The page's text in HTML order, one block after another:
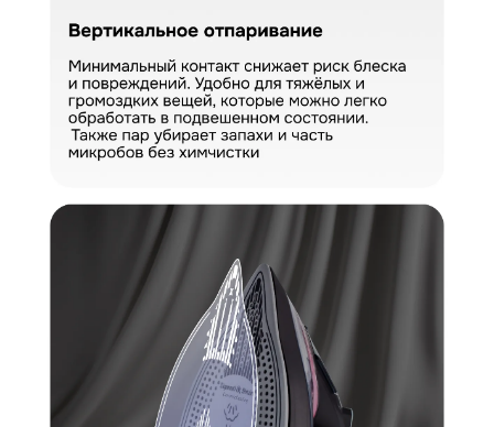
Ваш номер
Загрузить фото
Отправить отзыв
С условиями "Пользовательского соглашения" ознакомлен